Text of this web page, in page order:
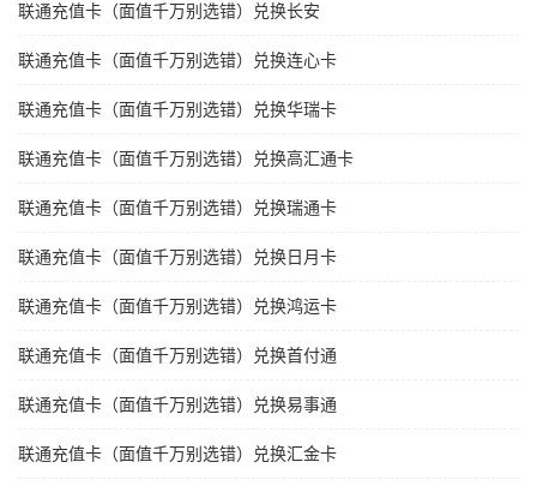
联通充值卡（面值千万别选错）兑换长安
联通充值卡（面值千万别选错）兑换连心卡
联通充值卡（面值千万别选错）兑换华瑞卡
联通充值卡（面值千万别选错）兑换高汇通卡
联通充值卡（面值千万别选错）兑换瑞通卡
联通充值卡（面值千万别选错）兑换日月卡
联通充值卡（面值千万别选错）兑换鸿运卡
联通充值卡（面值千万别选错）兑换首付通
联通充值卡（面值千万别选错）兑换易事通
联通充值卡（面值千万别选错）兑换汇金卡